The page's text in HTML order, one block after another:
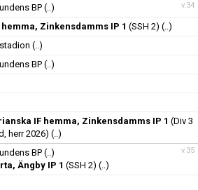
v.34
BP (..)
hemma, Zinkensdamms IP 1 (SSH 2) (..)
(..)
BP (..)
IF hemma, Zinkensdamms IP 1 (Div 3
herr 2026) (..)
v.35
BP (..)
Ängby IP 1 (SSH 2) (..)